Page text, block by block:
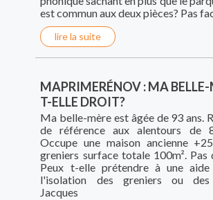
est commun aux deux pièces? Pas
lire la suite
MAPRIMERÉNOV : MA BELLE-
T-ELLE DROIT?
Ma belle-mère est âgée de 93 ans.
de référence aux alentours de
Occupe une maison ancienne
greniers surface totale 100m². Pas
Peux t-elle prétendre à une aide
l'isolation des greniers ou des
Jacques